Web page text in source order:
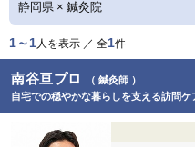
静岡県 × 鍼灸院
1～1人を表示 ／ 全1件
南谷亘プロ
（ 鍼灸師 ）
自宅での穏やかな暮らしを支える訪問ケ